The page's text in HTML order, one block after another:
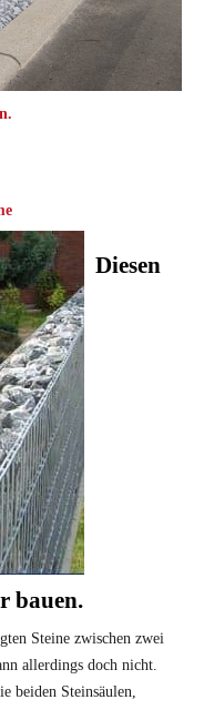
Diesen
bauen.
Steine zwischen zwei
allerdings doch nicht.
beiden Steinsäulen,